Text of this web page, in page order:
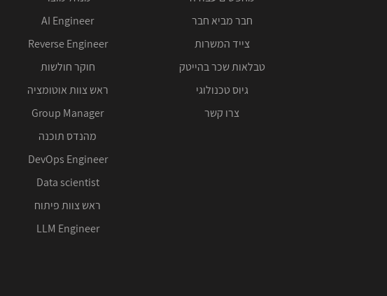
חבר מביא חבר
צייד המשרות
טבלאות שכר בהייטק
גיוס טכנולוגי
צרו קשר
AI Engineer
Reverse Engineer
חוקר חולשות
ראש צוות אוטומציה
Group Manager
מהנדס תוכנה
DevOps Engineer
Data scientist
ראש צוות פיתוח
LLM Engineer